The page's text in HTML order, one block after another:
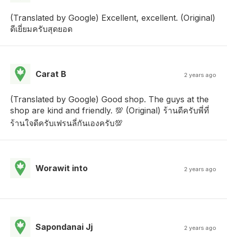
(Translated by Google) Excellent, excellent. (Original)
ดีเยี่ยมครับสุดยอด
Carat B 2 years ago
(Translated by Google) Good shop. The guys at the
shop are kind and friendly. 💯 (Original) ร้านดีครับพี่ที่
ร้านใจดีครับเฟรนลี่กันเองครับ💯
Worawit into 2 years ago
Sapondanai Jj 2 years ago